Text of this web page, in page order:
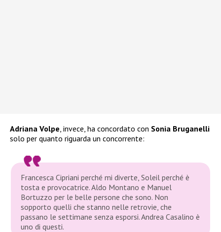
Adriana Volpe , invece, ha concordato con Sonia Bruganelli
solo per quanto riguarda un concorrente:
Francesca Cipriani perché mi diverte, Soleil perché è
tosta e provocatrice. Aldo Montano e Manuel
Bortuzzo per le belle persone che sono. Non
sopporto quelli che stanno nelle retrovie, che
passano le settimane senza esporsi. Andrea Casalino è
uno di questi.